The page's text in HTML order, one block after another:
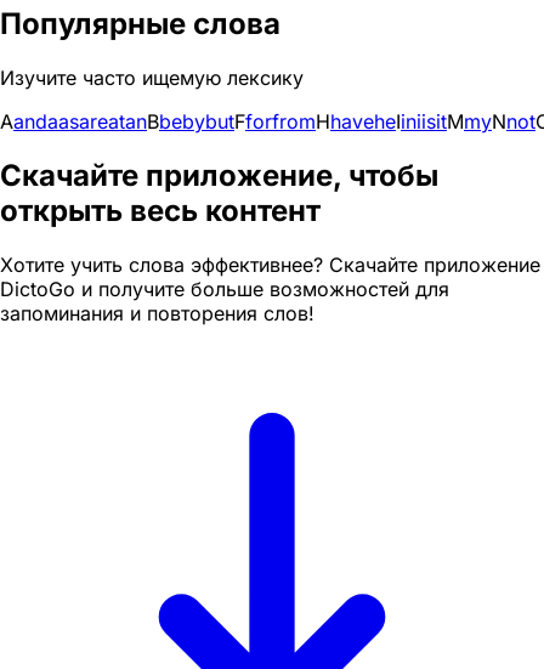
Популярные слова
Изучите часто ищемую лексику
AandaasareatanBbebybutFforfromHhaveheIiniisitMmyNnot
Скачайте приложение, чтобы
открыть весь контент
Хотите учить слова эффективнее? Скачайте приложение
DictoGo и получите больше возможностей для
запоминания и повторения слов!